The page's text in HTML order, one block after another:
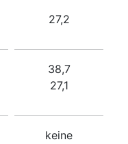
27,2
38,7
27,1
keine